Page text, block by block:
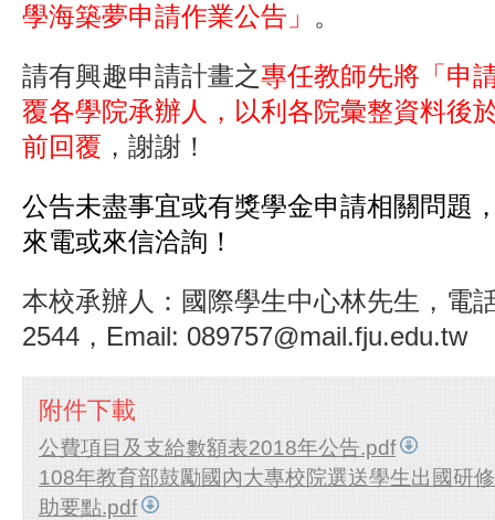
學海築夢申請作業公告」 。
請有興趣申請計畫之專任教師先將 「 申
覆各學院承辦人，以利各院彙整資料後
前回覆 ，謝謝！
公告未盡事宜或有獎學金申請相關問題
來電或來信洽詢！
本校承辦人：國際學生中心林先生，電
2544，Email: 089757@mail.fju.edu.tw
附件下載
公費項目及支給數額表2018年公告.pdf
108年教育部鼓勵國內大專校院選送學生出國研
助要點.pdf